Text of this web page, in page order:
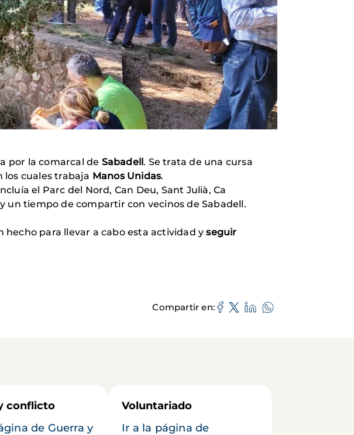
por la comarcal de Sabadell. Se trata de una cursa
los cuales trabaja Manos Unidas.
el Parc del Nord, Can Deu, Sant Julià, Ca
un tiempo de compartir con vecinos de Sabadell.
hecho para llevar a cabo esta actividad y seguir
Compartir en
conflicto
de Guerra y
Voluntariado
Ir a la página de